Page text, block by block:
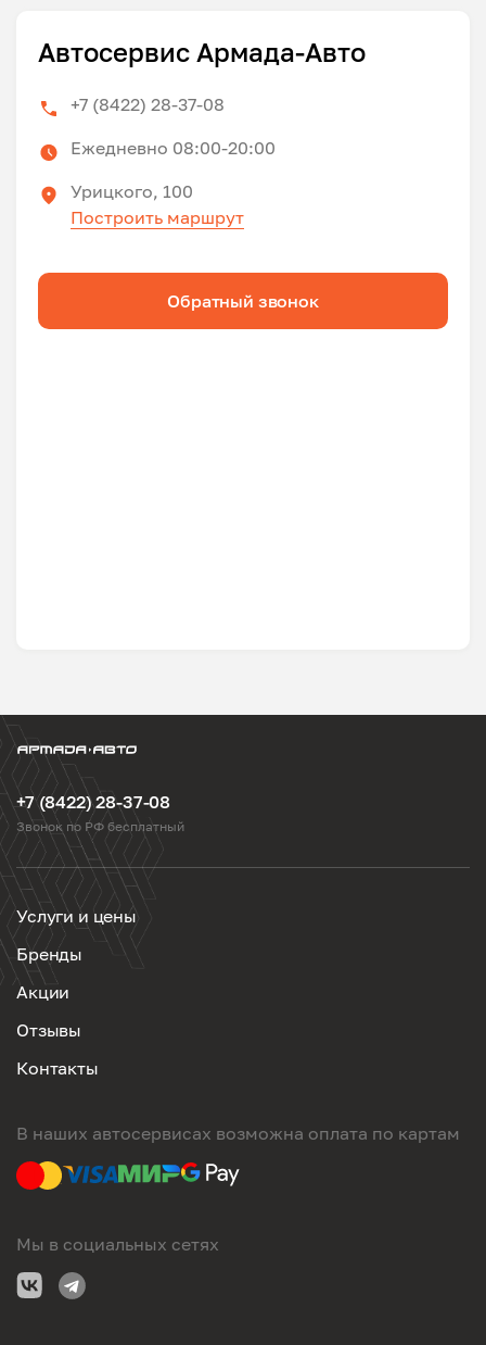
Автосервис Армада-Авто
+7 (8422) 28-37-08
Ежедневно 08:00-20:00
Урицкого, 100
Построить маршрут
Обратный звонок
+7 (8422) 28-37-08
Звонок по РФ бесплатный
Услуги и цены
Бренды
Акции
Отзывы
Контакты
В наших автосервисах возможна оплата по картам
Мы в социальных сетях